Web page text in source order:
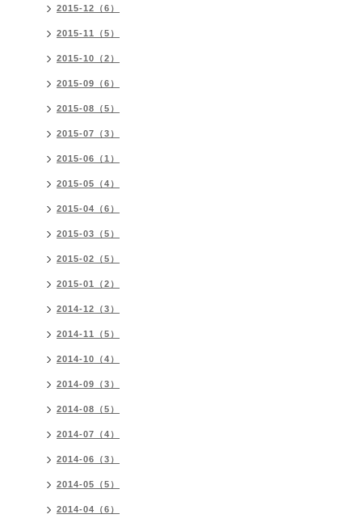
2015-12（6）
2015-11（5）
2015-10（2）
2015-09（6）
2015-08（5）
2015-07（3）
2015-06（1）
2015-05（4）
2015-04（6）
2015-03（5）
2015-02（5）
2015-01（2）
2014-12（3）
2014-11（5）
2014-10（4）
2014-09（3）
2014-08（5）
2014-07（4）
2014-06（3）
2014-05（5）
2014-04（6）